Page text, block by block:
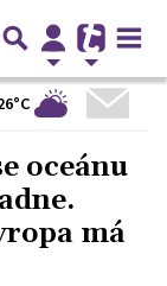
oceánu
má